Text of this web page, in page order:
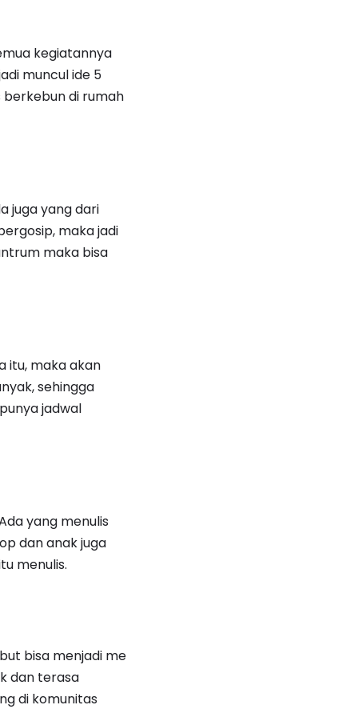
kegiatannya
muncul ide 5
di rumah
juga yang dari
maka jadi
maka bisa
itu, maka akan
sehingga
jadwal
yang menulis
dan anak juga
menulis.
bisa menjadi me
dan terasa
di komunitas